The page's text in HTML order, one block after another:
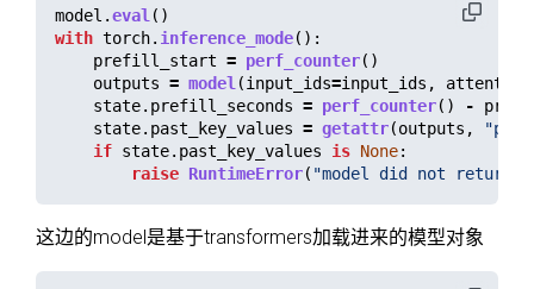
model .eval ()
with torch. inference_mode():
prefill_start = perf_counter()
outputs = model (input_ids=input_ids ,
state. prefill_seconds = perf_counter() -
state. past_key_values = getattr(outputs , "
if state. past_key_values is None:
raise RuntimeError( "model did not return
这边的model是基于transformers加载进来的模型对象